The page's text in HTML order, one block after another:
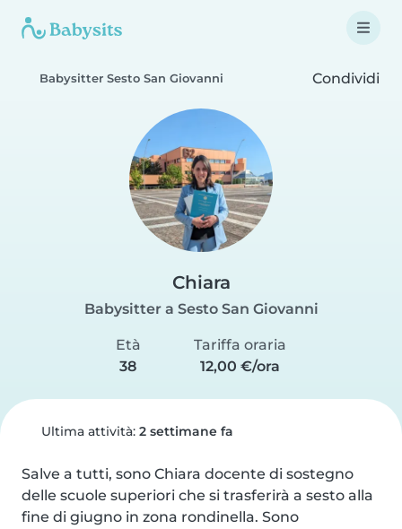
Babysitter Sesto San Giovanni Condividi
Chiara
Babysitter a Sesto San Giovanni
Età
38
Tariffa oraria
12,00 €/ora
Ultima attività: 2 settimane fa
Salve a tutti, sono Chiara docente di sostegno
delle scuole superiori che si trasferirà a sesto alla
fine di giugno in zona rondinella. Sono